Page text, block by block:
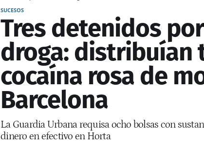
SUCESOS
Tres detenidos
droga: distribuían
cocaína rosa de
Barcelona
La Guardia Urbana requisa ocho bolsas con
dinero en efectivo en Horta